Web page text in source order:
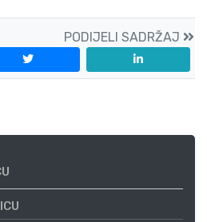
PODIJELI SADRŽAJ